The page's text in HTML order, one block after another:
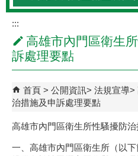
:::
高雄市內門區衛生
訴處理要點
首頁 公開資訊 法規宣導
治措施及申訴處理要點
高雄市內門區衛生所性騷擾防
一、高雄市內門區衛生所（以